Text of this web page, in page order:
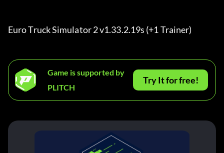
Euro Truck Simulator 2 v1.33.2.19s (+1 Trainer)
Game is supported by
PLITCH
Try It for free!